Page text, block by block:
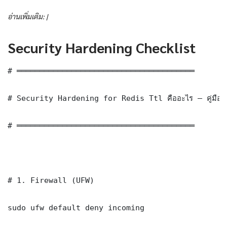
อ่านเพิ่มเติม: |
Security Hardening Checklist
# ═══════════════════════════════════════
# Security Hardening for Redis Ttl คืออะไร — คู่มือโป
# ═══════════════════════════════════════
# 1. Firewall (UFW)
sudo ufw default deny incoming